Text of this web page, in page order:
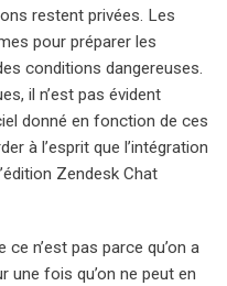
restent privées. Les
pour préparer les
conditions dangereuses.
il n’est pas évident
donné en fonction de ces
à l’esprit que l’intégration
Zendesk Chat
n’est pas parce qu’on a
une fois qu’on ne peut en